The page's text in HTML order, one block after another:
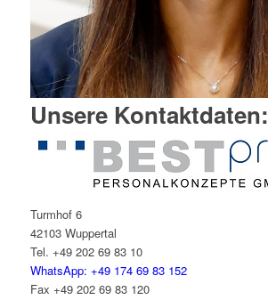
Unsere Kontaktdaten:
Turmhof 6
42103 Wuppertal
Tel. +49 202 69 83 10
WhatsApp: +49 174 69 83 152
Fax +49 202 69 83 120